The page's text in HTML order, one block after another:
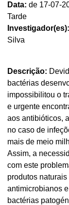
Data: de 17-07-
Tarde
Investigador(es):
Silva
Descrição:
bactérias
impossibilitou o
e urgente
aos antibióticos,
no caso de
mais de meio
Assim, a
com este
produtos
antimicrobianos
bactérias